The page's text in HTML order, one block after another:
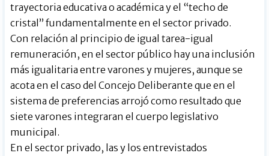
trayectoria educativa o académica y el “techo de
cristal” fundamentalmente en el sector privado.
Con relación al principio de igual tarea-igual
remuneración, en el sector público hay una inclusión
más igualitaria entre varones y mujeres, aunque se
acota en el caso del Concejo Deliberante que en el
sistema de preferencias arrojó como resultado que
siete varones integraran el cuerpo legislativo
municipal.
En el sector privado, las y los entrevistados